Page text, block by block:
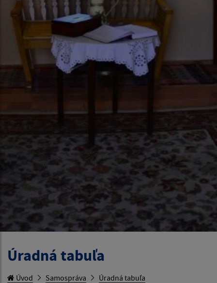
Úradná tabuľa
Úvod Samospráva Úradná tabuľa